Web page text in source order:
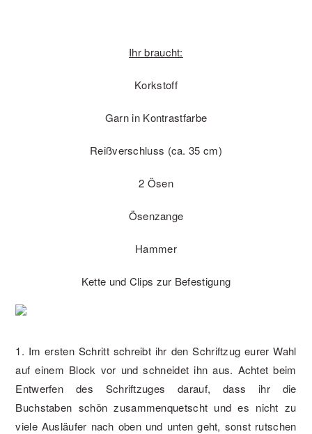
Ihr braucht:
Korkstoff
Garn in Kontrastfarbe
Reißverschluss (ca. 35 cm)
2 Ösen
Ösenzange
Hammer
Kette und Clips zur Befestigung
1. Im ersten Schritt schreibt ihr den Schriftzug eurer Wahl
auf einem Block vor und schneidet ihn aus. Achtet beim
Entwerfen des Schriftzuges darauf, dass ihr die
Buchstaben schön zusammenquetscht und es nicht zu
viele Ausläufer nach oben und unten geht, sonst rutschen